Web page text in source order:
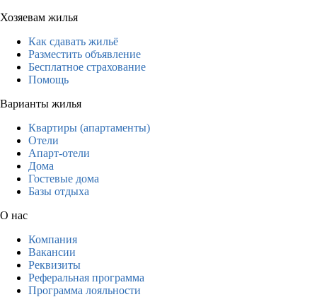
Хозяевам жилья
Как сдавать жильё
Разместить объявление
Бесплатное страхование
Помощь
Варианты жилья
Квартиры (апартаменты)
Отели
Апарт-отели
Дома
Гостевые дома
Базы отдыха
О нас
Компания
Вакансии
Реквизиты
Реферальная программа
Программа лояльности